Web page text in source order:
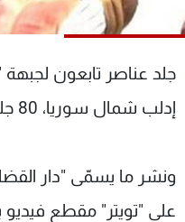
جلد عناصر تابعون
إدلب شمال سوريا، 80 جلدة لأنّه "لعن الكهرباء".
ونشر ما يسمّى "دار
على "تويتر" مقطع فيديو
شاهد البرامج
عن MTV
الإنـتـاج